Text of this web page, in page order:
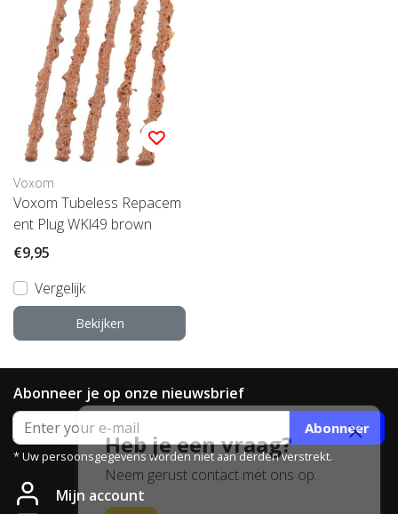
Voxom
Voxom Tubeless Repacem
ent Plug WKl49 brown
€9,95
Vergelijk
Bekijken
Abonneer je op onze nieuwsbrief
Abonneer
* Uw persoonsgegevens worden niet aan derden verstrekt.
Mijn account
Heb je een vraag?
Neem gerust contact met ons op.